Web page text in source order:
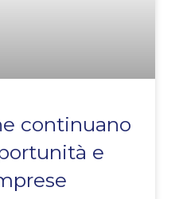
continuano
e